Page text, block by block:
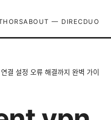
ABOUT — DIRECDUO
결 설정 오류 해결까지 완벽 가이